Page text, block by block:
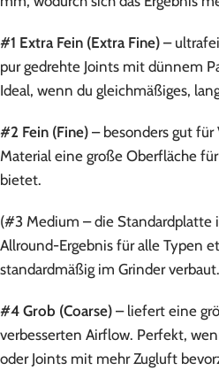
#1 Extra Fein (Extra Fine) –
pur gedrehte Joints mit dünnem
Ideal, wenn du gleichmäßiges,
#2 Fein (Fine) – besonders gut für
Material eine große Oberfläche
bietet.
(#3 Medium – die Standardplatte
Allround-Ergebnis für alle Typen
standardmäßig im Grinder
#4 Grob (Coarse) – liefert eine
verbesserten Airflow. Perfekt,
oder Joints mit mehr Zugluft